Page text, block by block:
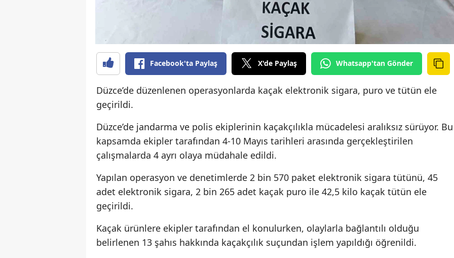
Facebook'ta Paylaş X'de Paylaş Whatsapp'tan Gönder
Düzce’de düzenlenen operasyonlarda kaçak elektronik sigara, puro ve tütün ele
geçirildi.
Düzce’de jandarma ve polis ekiplerinin kaçakçılıkla mücadelesi aralıksız sürüyor. Bu
kapsamda ekipler tarafından 4-10 Mayıs tarihleri arasında gerçekleştirilen
çalışmalarda 4 ayrı olaya müdahale edildi.
Yapılan operasyon ve denetimlerde 2 bin 570 paket elektronik sigara tütünü, 45
adet elektronik sigara, 2 bin 265 adet kaçak puro ile 42,5 kilo kaçak tütün ele
geçirildi.
Kaçak ürünlere ekipler tarafından el konulurken, olaylarla bağlantılı olduğu
belirlenen 13 şahıs hakkında kaçakçılık suçundan işlem yapıldığı öğrenildi.